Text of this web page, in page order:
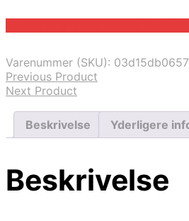
Varenummer (SKU):
Previous Product
Next Product
Beskrivelse Yderligere
Beskrivelse